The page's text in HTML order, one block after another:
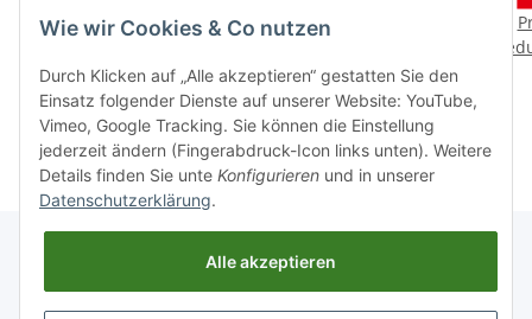
Profitest: Dethleffs c’joy
1,99 €*
Reisemobil International
Print-Ausgabe
4,70 €*
Informationen
Wie wir Cookies & Co nutzen
Durch Klicken auf „Alle akzeptieren“ gestatten Sie den
Einsatz folgender Dienste auf unserer Website: YouTube,
Vimeo, Google Tracking. Sie können die Einstellung
jederzeit ändern (Fingerabdruck-Icon links unten). Weitere
Details finden Sie unte Konfigurieren und in unserer
Datenschutzerklärung.
Alle akzeptieren